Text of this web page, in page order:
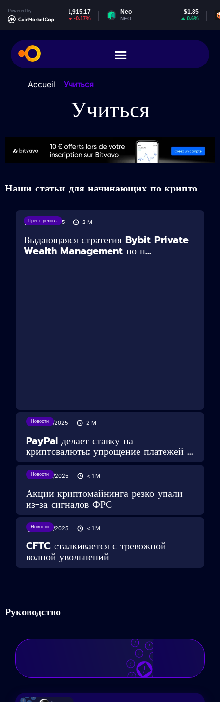
Powered by$1,915.17
-0.17%
Neo
NEO
EOS
EOS
Accueil Учиться
Учиться
Наши статьи для начинающих по крипто
Пресс-релизы
18/08/2025 2 M
Выдающаяся стратегия Bybit Private
Wealth Management по п...
Новости
30/07/2025 2 M
PayPal делает ставку на
криптовалюты: упрощение платежей ...
Новости
29/05/2025 < 1 M
Акции криптомайнинга резко упали
из-за сигналов ФРС
Новости
28/05/2025 < 1 M
CFTC сталкивается с тревожной
волной увольнений
Руководство